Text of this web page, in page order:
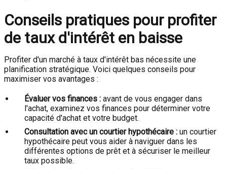
Conseils pratiques pour profiter
de taux d'intérêt en baisse
Profiter d'un marché à taux d'intérêt bas nécessite une
planification stratégique. Voici quelques conseils pour
maximiser vos avantages :
Évaluer vos finances : avant de vous engager dans
l'achat, examinez vos finances pour déterminer votre
capacité d'achat et votre budget.
Consultation avec un courtier hypothécaire : un courtier
hypothécaire peut vous aider à naviguer dans les
différentes options de prêt et à sécuriser le meilleur
taux possible.